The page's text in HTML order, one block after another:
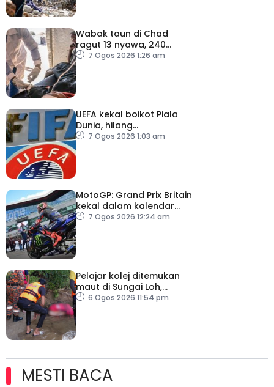
Wabak taun di Chad
ragut 13 nyawa, 240
dijangkiti
7 Ogos 2026 1:26 am
UEFA kekal boikot Piala
Dunia, hilang
kepercayaan kepada
7 Ogos 2026 1:03 am
MotoGP: Grand Prix Britain
kekal dalam kalendar
hingga 2028
7 Ogos 2026 12:24 am
Pelajar kolej ditemukan
maut di Sungai Loh,
Dungun
6 Ogos 2026 11:54 pm
MESTI BACA